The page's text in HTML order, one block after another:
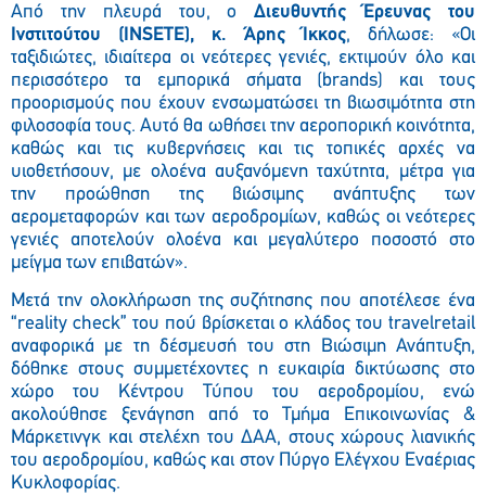
Από την πλευρά του, οΔιευθυντής Έρευνας του
Ινστιτούτου (INSETE), κ. Άρης Ίκκος, δήλωσε: «Οι
ταξιδιώτες, ιδιαίτερα οι νεότερες γενιές, εκτιμούν όλο και
περισσότερο τα εμπορικά σήματα (brands) και τους
προορισμούς που έχουν ενσωματώσει τη βιωσιμότητα στη
φιλοσοφία τους. Αυτό θα ωθήσει την αεροπορική κοινότητα,
καθώς και τις κυβερνήσεις και τις τοπικές αρχές να
υιοθετήσουν, με ολοένα αυξανόμενη ταχύτητα, μέτρα για
την προώθηση της βιώσιμης ανάπτυξης των
αερομεταφορών και των αεροδρομίων, καθώς οι νεότερες
γενιές αποτελούν ολοένα και μεγαλύτερο ποσοστό στο
μείγμα των επιβατών».
Μετά την ολοκλήρωση της συζήτησης που αποτέλεσε ένα
“reality check” του πού βρίσκεται ο κλάδος του travelretail
αναφορικά με τη δέσμευσή του στη Βιώσιμη Ανάπτυξη,
δόθηκε στους συμμετέχοντες η ευκαιρία δικτύωσης στο
χώρο του Κέντρου Τύπου του αεροδρομίου, ενώ
ακολούθησε ξενάγηση από το Τμήμα Επικοινωνίας &
Μάρκετινγκ και στελέχη του ΔΑΑ, στους χώρους λιανικής
του αεροδρομίου, καθώς και στον Πύργο Ελέγχου Εναέριας
Κυκλοφορίας.